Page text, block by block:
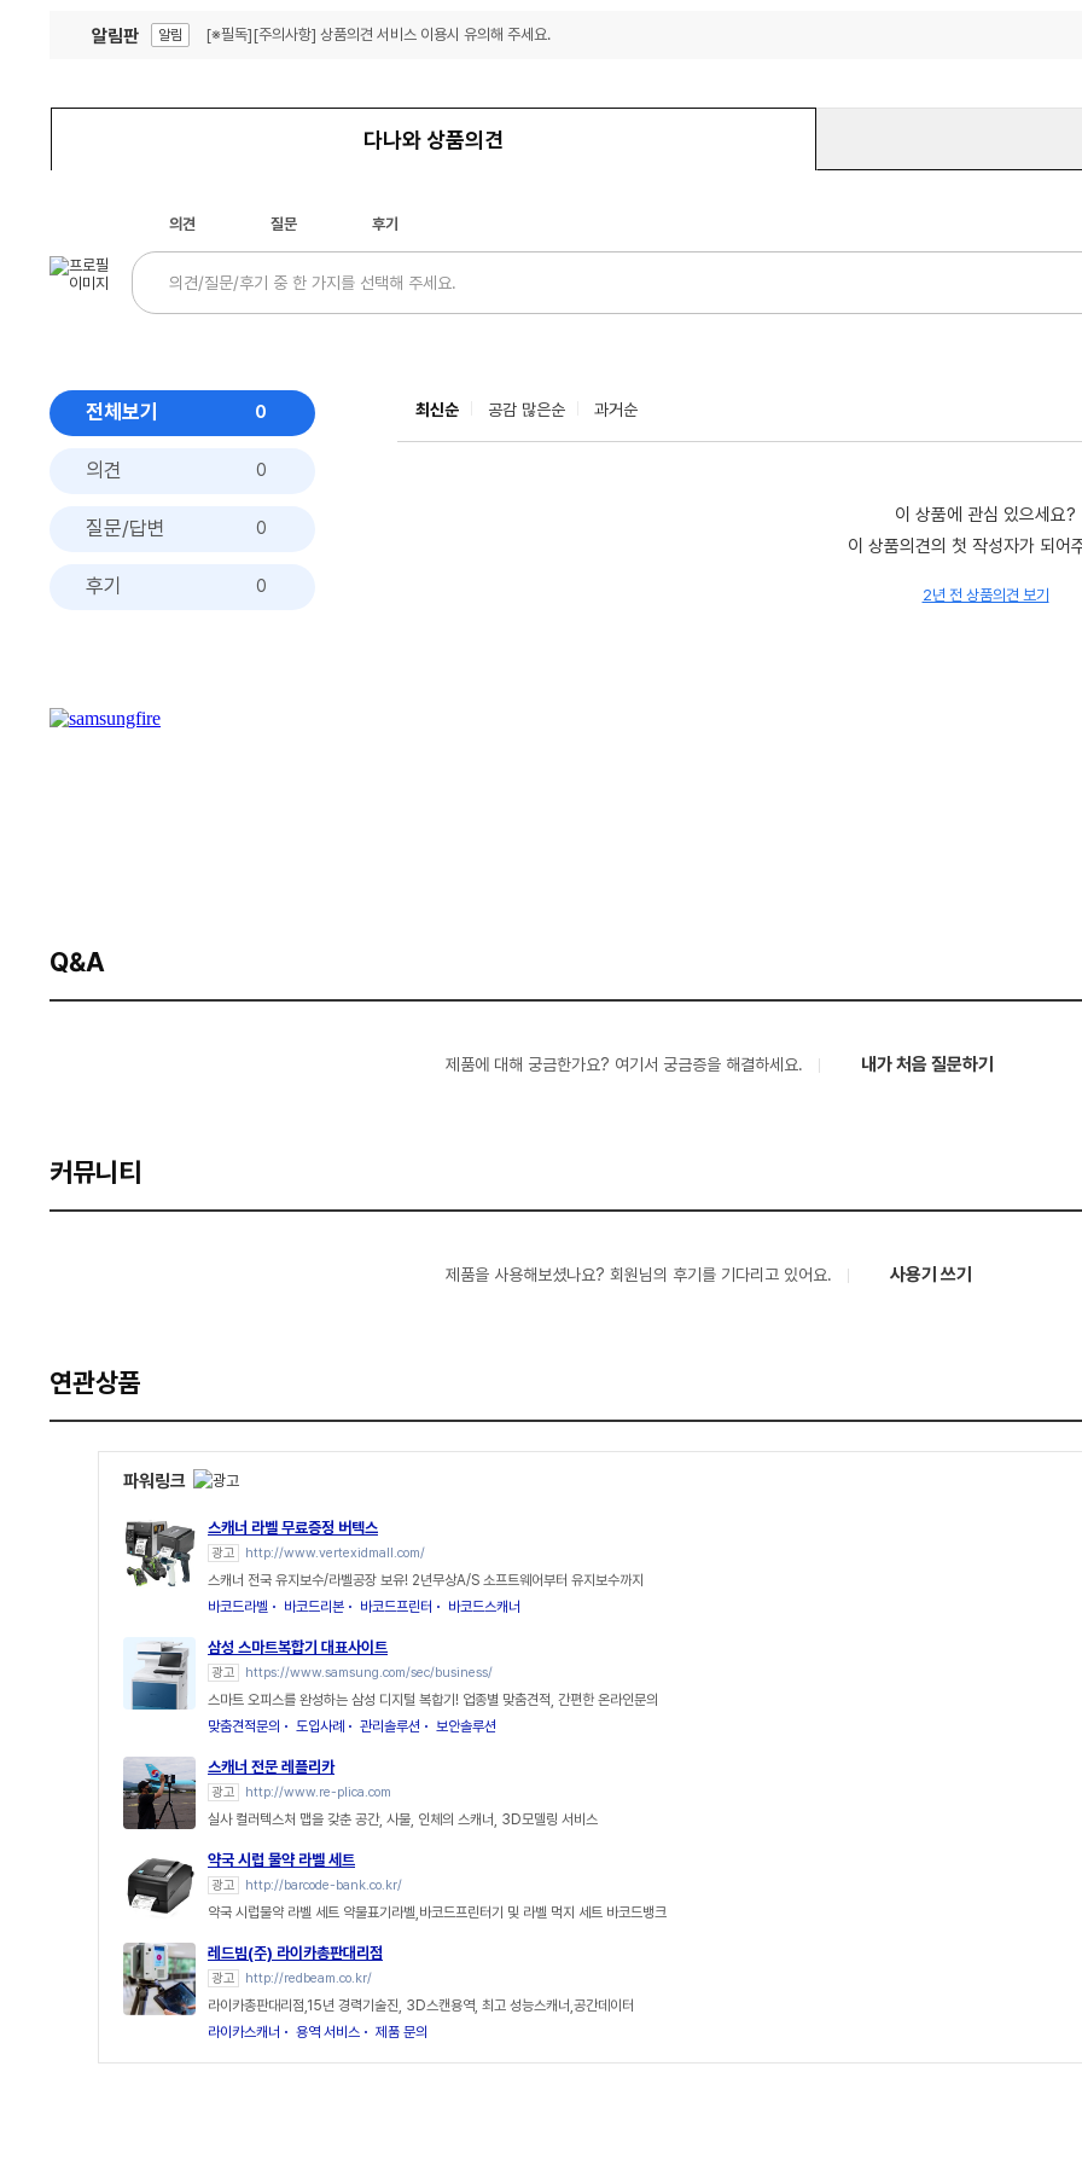
알림판 알림 [※필독][주의사항] 상품의견 서비스 이용시 유의해 주세요.
다나와 상품의견
의견 질문 후기
전체보기 0
의견 0
질문/답변 0
후기 0
최신순 공감 많은순 과거순
이 상품에 관심 있으세요?
이 상품의견의 첫 작성자가 되어
2년 전 상품의견 보기
Q&A
제품에 대해 궁금한가요? 여기서 궁금증을 해결하세요. 내가 처음 질문하기
커뮤니티
제품을 사용해보셨나요? 회원님의 후기를 기다리고 있어요. 사용기 쓰기
연관상품
파워링크
스캐너 라벨 무료증정 버텍스
광고 http://www.vertexidmall.com/
스캐너 전국 유지보수/라벨공장 보유! 2년무상A/S 소프트웨어부터 유지보수까지
바코드라벨
바코드리본 바코드프린터 바코드스캐너
삼성 스마트복합기 대표사이트
광고 https://www.samsung.com/sec/business/
스마트 오피스를 완성하는 삼성 디지털 복합기! 업종별 맞춤견적, 간편한 온라인문의
맞춤견적문의
도입사례 관리솔루션 보안솔루션
스캐너 전문 레플리카
광고 http://www.re-plica.com
실사 컬러텍스처 맵을 갖춘 공간, 사물, 인체의 스캐너, 3D모델링 서비스
약국 시럽 물약 라벨 세트
광고 http://barcode-bank.co.kr/
약국 시럽물약 라벨 세트 약물표기라벨,바코드프린터기 및 라벨 먹지 세트 바코드뱅크
레드빔(주) 라이카총판대리점
광고 http://redbeam.co.kr/
라이카총판대리점,15년 경력기술진, 3D스캔용역, 최고 성능스캐너,공간데이터
라이카스캐너
용역 서비스 제품 문의